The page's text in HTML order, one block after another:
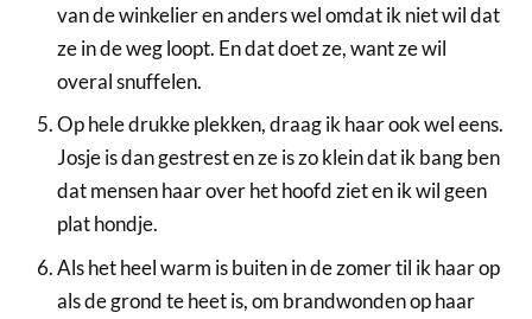
van de winkelier en anders wel omdat ik niet wil dat
ze in de weg loopt. En dat doet ze, want ze wil
overal snuffelen.
Op hele drukke plekken, draag ik haar ook wel eens.
Josje is dan gestrest en ze is zo klein dat ik bang ben
dat mensen haar over het hoofd ziet en ik wil geen
plat hondje.
Als het heel warm is buiten in de zomer til ik haar op
als de grond te heet is, om brandwonden op haar